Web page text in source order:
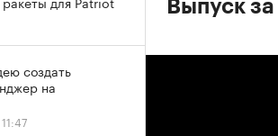
Выпуск
создать
на